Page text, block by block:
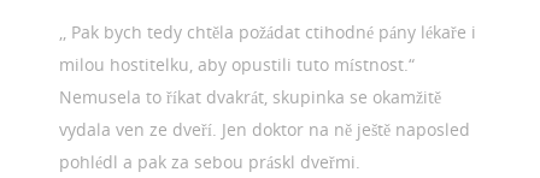
,, Pak bych tedy chtěla požádat ctihodné pány lékaře i
milou hostitelku, aby opustili tuto místnost.“
Nemusela to říkat dvakrát, skupinka se okamžitě
vydala ven ze dveří. Jen doktor na ně ještě naposled
pohlédl a pak za sebou práskl dveřmi.